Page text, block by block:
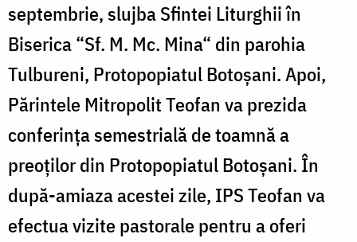
septembrie, slujba Sfintei Liturghii în
Biserica “Sf. M. Mc. Mina“ din parohia
Tulbureni, Protopopiatul Botoșani. Apoi,
Părintele Mitropolit Teofan va prezida
conferința semestrială de toamnă a
preoților din Protopopiatul Botoșani. În
după-amiaza acestei zile, IPS Teofan va
efectua vizite pastorale pentru a oferi